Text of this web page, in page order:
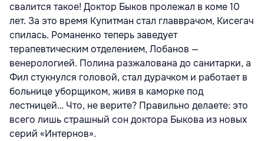
свалится такое! Доктор Быков пролежал в коме 10
лет. За это время Купитман стал главврачом, Кисегач
спилась. Романенко теперь заведует
терапевтическим отделением, Лобанов —
венерологией. Полина разжалована до санитарки, а
Фил стукнулся головой, стал дурачком и работает в
больнице уборщиком, живя в каморке под
лестницей… Что, не верите? Правильно делаете: это
всего лишь страшный сон доктора Быкова из новых
серий «Интернов».